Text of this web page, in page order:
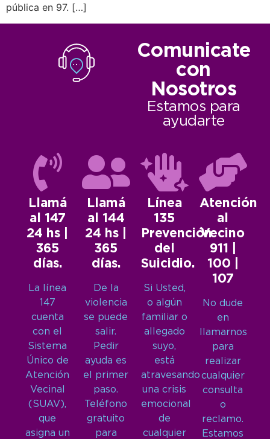
pública en 97. […]
Comunicate
con
Nosotros
Estamos para
ayudarte
Llamá
al 147
24 hs |
365
días.
La línea
147
cuenta
con el
Sistema
Único de
Atención
Vecinal
(SUAV),
que
asigna un
Llamá
al 144
24 hs |
365
días.
De la
violencia
se puede
salir.
Pedir
ayuda es
el primer
paso.
Teléfono
gratuito
para
Línea
135
Prevención
del
Suicidio.
Si Usted,
o algún
familiar o
allegado
suyo,
está
atravesando
una crisis
emocional
de
cualquier
Atención
al
Vecino
911 |
100 |
107
No dude
en
llamarnos
para
realizar
cualquier
consulta
o
reclamo.
Estamos